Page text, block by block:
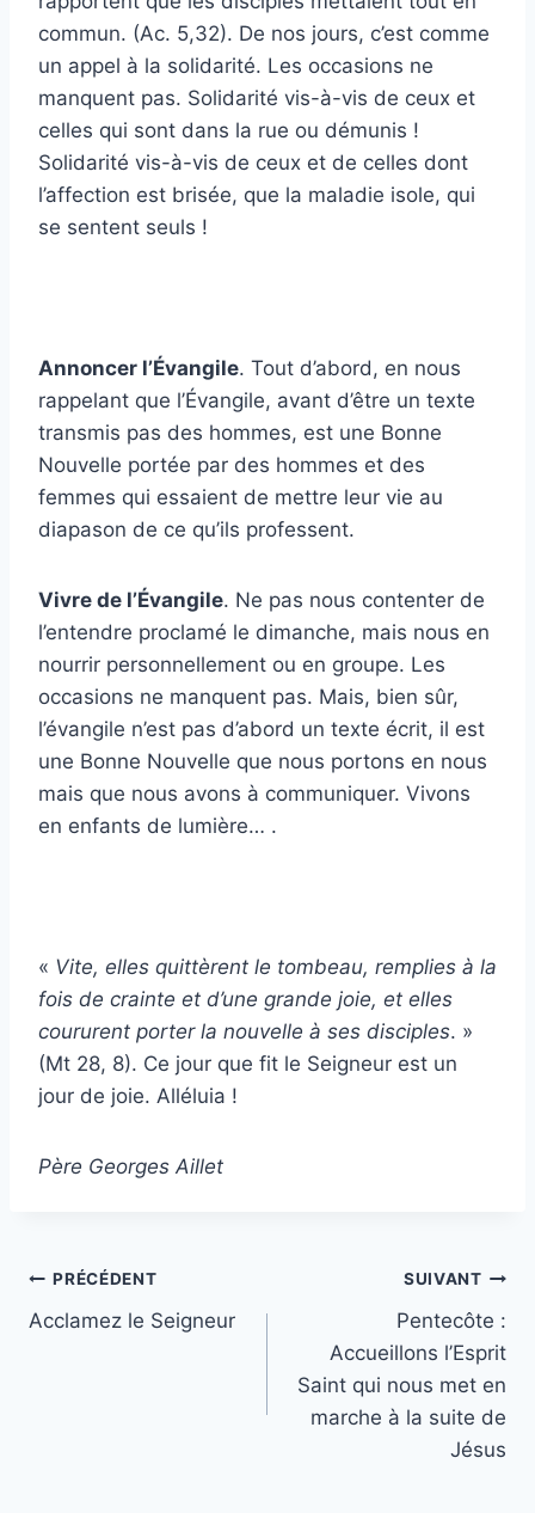
commun. (Ac. 5,32). De nos jours, c’est comme
un appel à la solidarité. Les occasions ne
manquent pas. Solidarité vis-à-vis de ceux et
celles qui sont dans la rue ou démunis !
Solidarité vis-à-vis de ceux et de celles dont
l’affection est brisée, que la maladie isole, qui
se sentent seuls !
Annoncer l’Évangile. Tout d’abord, en nous
rappelant que l’Évangile, avant d’être un texte
transmis pas des hommes, est une Bonne
Nouvelle portée par des hommes et des
femmes qui essaient de mettre leur vie au
diapason de ce qu’ils professent.
Vivre de l’Évangile. Ne pas nous contenter de
l’entendre proclamé le dimanche, mais nous en
nourrir personnellement ou en groupe. Les
occasions ne manquent pas. Mais, bien sûr,
l’évangile n’est pas d’abord un texte écrit, il est
une Bonne Nouvelle que nous portons en nous
mais que nous avons à communiquer. Vivons
en enfants de lumière… .
« Vite, elles quittèrent le tombeau, remplies à la
fois de crainte et d’une grande joie, et elles
coururent porter la nouvelle à ses disciples. »
(Mt 28, 8). Ce jour que fit le Seigneur est un
jour de joie. Alléluia !
Père Georges Aillet
Navigation
de
PRÉCÉDENT
Acclamez le Seigneur
SUIVANT
Pentecôte :
Accueillons l’Esprit
Saint qui nous met en
marche à la suite de
Jésus